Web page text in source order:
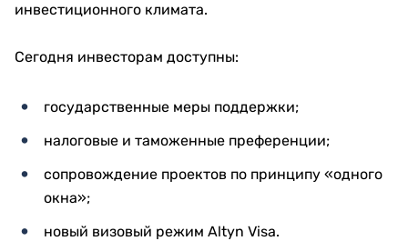
инвестиционного климата.
Сегодня инвесторам доступны:
государственные меры поддержки;
налоговые и таможенные преференции;
сопровождение проектов по принципу «одного
окна»;
новый визовый режим Altyn Visa.